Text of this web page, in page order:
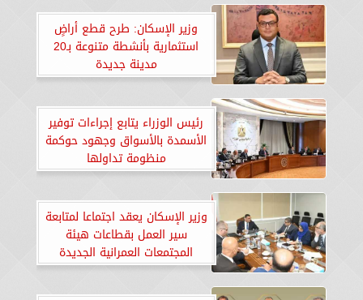
وزير الإسكان: طرح قطع أراضٍ
استثمارية بأنشطة متنوعة بـ20
مدينة جديدة
رئيس الوزراء يتابع إجراءات توفير
الأسمدة بالأسواق وجهود حوكمة
منظومة تداولها
وزير الإسكان يعقد اجتماعا لمتابعة
سير العمل بقطاعات هيئة
المجتمعات العمرانية الجديدة